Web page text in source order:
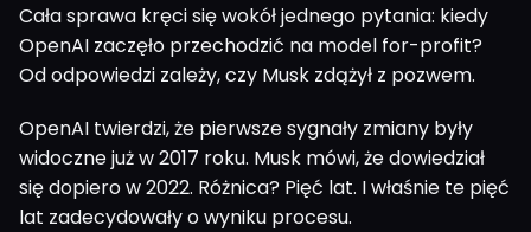
Cała sprawa kręci się wokół jednego pytania: kiedy
OpenAI zaczęło przechodzić na model for-profit?
Od odpowiedzi zależy, czy Musk zdążył z pozwem.
OpenAI twierdzi, że pierwsze sygnały zmiany były
widoczne już w 2017 roku. Musk mówi, że dowiedział
się dopiero w 2022. Różnica? Pięć lat. I właśnie te pięć
lat zadecydowały o wyniku procesu.